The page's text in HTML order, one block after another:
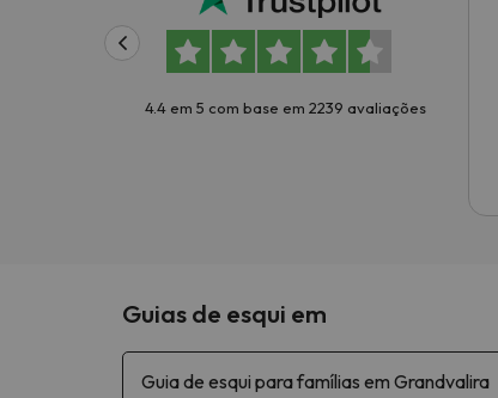
4.4 em 5 com base em 2239 avaliações
Guias de esqui em
Guia de esqui para famílias em Grandvalira